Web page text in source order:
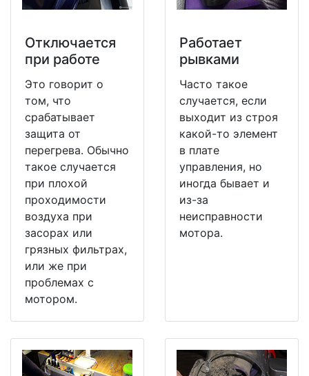
Отключается
при работе
Это говорит о
том, что
срабатывает
защита от
перегрева. Обычно
такое случается
при плохой
проходимости
воздуха при
засорах или
грязных фильтрах,
или же при
проблемах с
мотором.
Работает
рывками
Часто такое
случается, если
выходит из строя
какой-то элемент
в плате
управления, но
иногда бывает и
из-за
неисправности
мотора.